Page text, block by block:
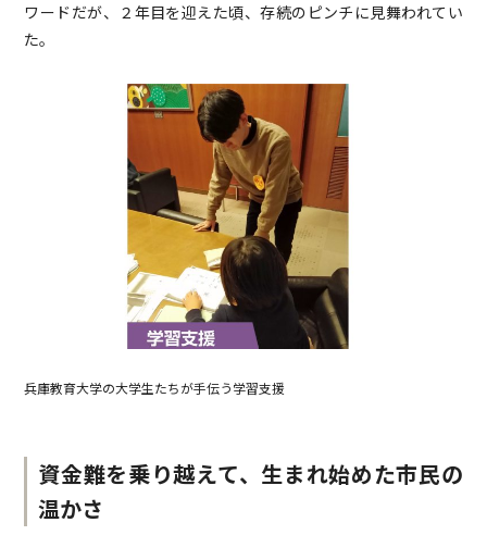
ワードだが、２年目を迎えた頃、存続のピンチに見舞われてい
た。
兵庫教育大学の大学生たちが手伝う学習支援
資金難を乗り越えて、生まれ始めた市民の
温かさ